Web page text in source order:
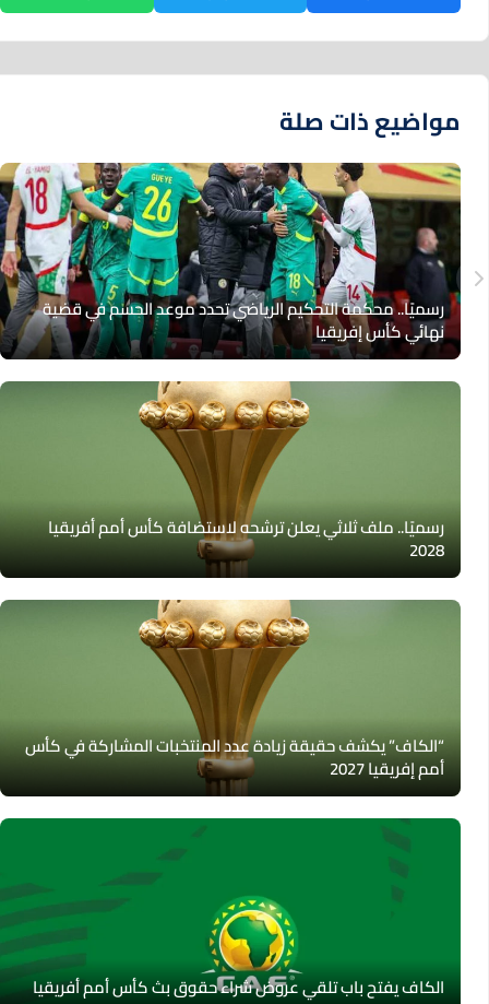
مواضيع ذات صلة
رسميًا.. محكمة التحكيم الرياضي تحدد موعد الحسم في قضية
نهائي كأس إفريقيا
رسميًا.. ملف ثلاثي يعلن ترشحه لاستضافة كأس أمم أفريقيا
2028
“الكاف” يكشف حقيقة زيادة عدد المنتخبات المشاركة في كأس
أمم إفريقيا 2027
الكاف يفتح باب تلقي عروض شراء حقوق بث كأس أمم أفريقيا